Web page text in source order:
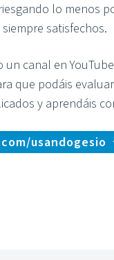
lo menos
satisfechos.
un canal en
que podáis
y aprendáis
usandogesio